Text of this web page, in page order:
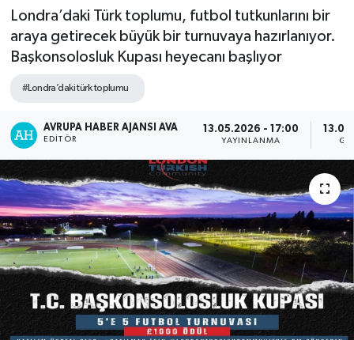
Londra’daki Türk toplumu, futbol tutkunlarını bir
araya getirecek büyük bir turnuvaya hazırlanıyor.
Başkonsolosluk Kupası heyecanı başlıyor
#Londra’daki türk toplumu
AVRUPA HABER AJANSI AVA
EDITÖR
13.05.2026 - 17:00
YAYINLANMA
Magazin